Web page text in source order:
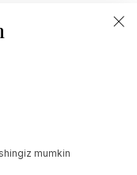
напоминает о
mumkin